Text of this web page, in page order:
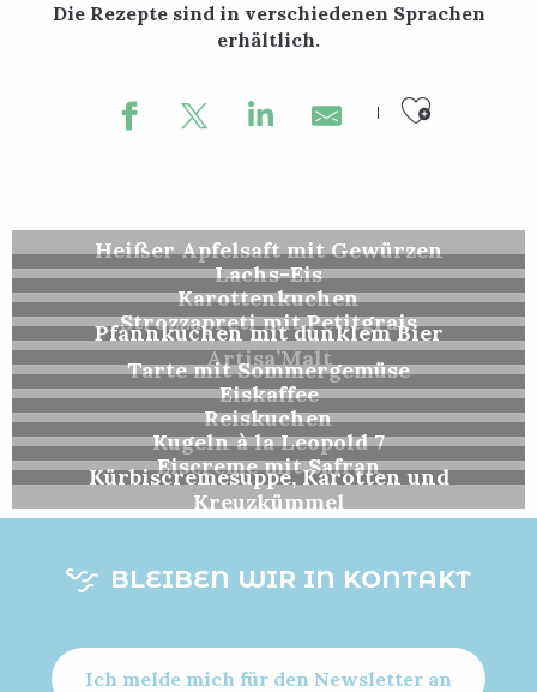
Die Rezepte sind in verschiedenen Sprachen
erhältlich.
Heißer Apfelsaft mit Gewürzen
Lachs-Eis
Karottenkuchen
Strozzapreti mit Petitgrais
Pfannkuchen mit dunklem Bier
Artisa’Malt
Tarte mit Sommergemüse
Eiskaffee
Reiskuchen
Kugeln à la Leopold 7
Eiscreme mit Safran
Kürbiscremesuppe, Karotten und
Kreuzkümmel
BLEIBEN WIR IN KONTAKT
Ich melde mich für den Newsletter an